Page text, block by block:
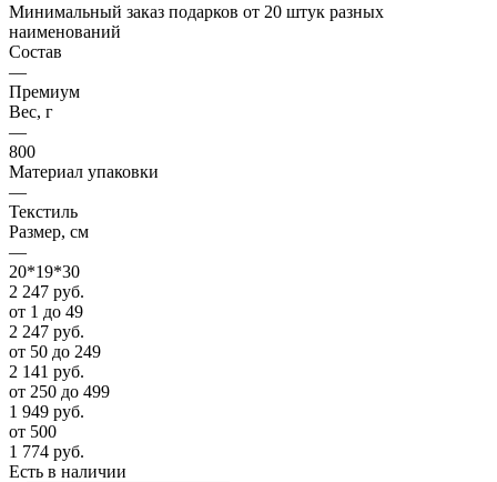
Минимальный заказ подарков от 20 штук разных
наименований
Состав
—
Премиум
Вес, г
—
800
Материал упаковки
—
Текстиль
Размер, см
—
20*19*30
2 247 руб.
от 1 до 49
2 247 руб.
от 50 до 249
2 141 руб.
от 250 до 499
1 949 руб.
от 500
1 774 руб.
Есть в наличии